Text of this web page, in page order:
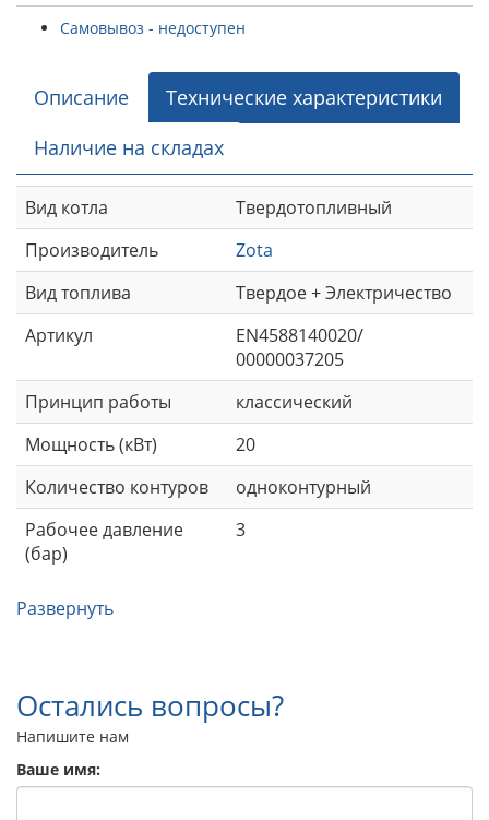
Самовывоз - недоступен
Описание
Технические характеристики
Наличие на складах
Вид котла
Твердотопливный
Производитель
Zota
Вид топлива
Твердое + Электричество
Артикул
EN4588140020/
00000037205
Принцип работы
классический
Мощность (кВт)
20
Количество контуров
одноконтурный
Рабочее давление
(бар)
3
Развернуть
Остались вопросы?
Напишите нам
Ваше имя: